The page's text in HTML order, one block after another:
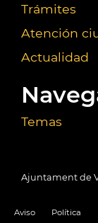
Trámites
Atención
Actualidad
Temas
Ajuntament de
Aviso
Política